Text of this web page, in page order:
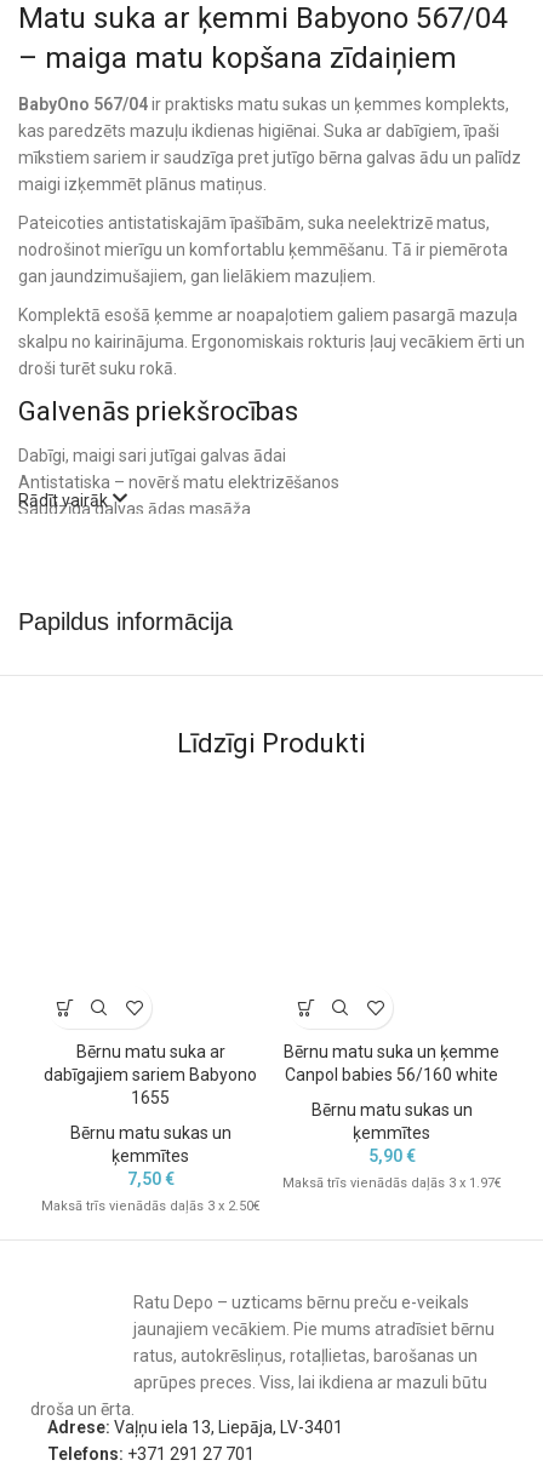
Matu suka ar ķemmi Babyono 567/04
– maiga matu kopšana zīdaiņiem
BabyOno 567/04ir praktisks matu sukas un ķemmes komplekts,
kas paredzēts mazuļu ikdienas higiēnai. Suka ar dabīgiem, īpaši
mīkstiem sariem ir saudzīga pret jutīgo bērna galvas ādu un palīdz
maigi izķemmēt plānus matiņus.
Pateicoties antistatiskajām īpašībām, suka neelektrizē matus,
nodrošinot mierīgu un komfortablu ķemmēšanu. Tā ir piemērota
gan jaundzimušajiem, gan lielākiem mazuļiem.
Komplektā esošā ķemme ar noapaļotiem galiem pasargā mazuļa
skalpu no kairinājuma. Ergonomiskais rokturis ļauj vecākiem ērti un
droši turēt suku rokā.
Galvenās priekšrocības
Dabīgi, maigi sari jutīgai galvas ādai
Antistatiska – novērš matu elektrizēšanos
Saudzīga galvas ādas masāža
Tehniskā informācija
Piemērots jaundzimušajiem un mazuļiem
Rādīt vairāk
Papildus informācija
Līdzīgi Produkti
Bērnu matu suka ar
dabīgajiem sariem Babyono
1655
Bērnu matu sukas un
ķemmītes
7,50€
Maksā trīs vienādās daļās 3 x 2.50€
Bērnu matu suka un ķemme
Canpol babies 56/160 white
Bērnu matu sukas un
ķemmītes
5,90€
Maksā trīs vienādās daļās 3 x 1.97€
Ratu Depo – uzticams bērnu preču e-veikals
jaunajiem vecākiem. Pie mums atradīsiet bērnu
ratus, autokrēsliņus, rotaļlietas, barošanas un
aprūpes preces. Viss, lai ikdiena ar mazuli būtu
droša un ērta.
Adrese: Vaļņu iela 13, Liepāja, LV-3401
Telefons: +371 291 27 701